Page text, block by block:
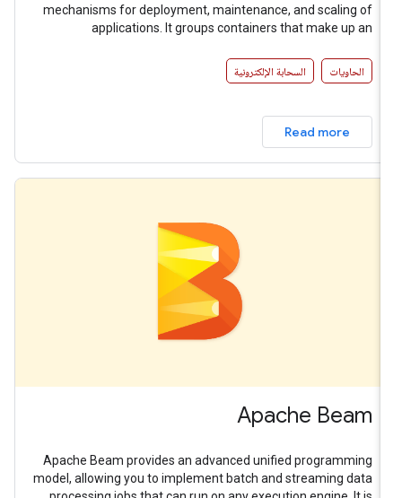
mechanisms for deployment, maintenance, and scaling of
applications. It groups containers that make up an
discovery.
الحاويات السحابة الإلكترونية
Read more
Apache Beam
Apache Beam provides an advanced unified programming
model, allowing you to implement batch and streaming data